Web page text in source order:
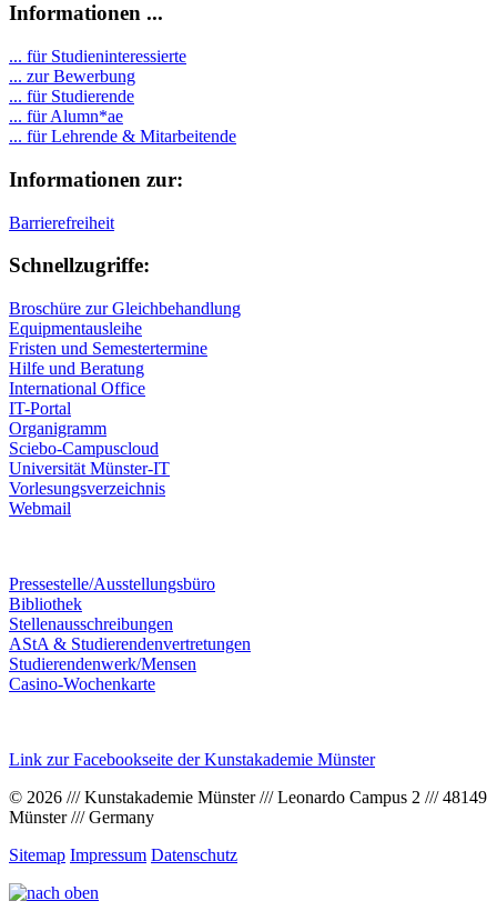
Informationen ...
... für Studieninteressierte
... zur Bewerbung
... für Studierende
... für Alumn*ae
... für Lehrende & Mitarbeitende
Informationen zur:
Barrierefreiheit
Schnellzugriffe:
Broschüre zur Gleichbehandlung
Equipmentausleihe
Fristen und Semestertermine
Hilfe und Beratung
International Office
IT-Portal
Organigramm
Sciebo-Campuscloud
Universität Münster-IT
Vorlesungsverzeichnis
Webmail
Pressestelle/Ausstellungsbüro
Bibliothek
Stellenausschreibungen
AStA & Studierendenvertretungen
Studierendenwerk/Mensen
Casino-Wochenkarte
Link zur Facebookseite der Kunstakademie Münster
© 2026 /// Kunstakademie Münster /// Leonardo Campus 2 /// 48149
Münster /// Germany
Sitemap Impressum Datenschutz